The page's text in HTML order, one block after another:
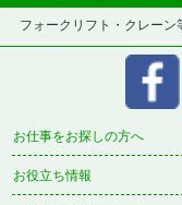
フォークリフト・クレーン
お仕事をお探しの方へ
お役立ち情報